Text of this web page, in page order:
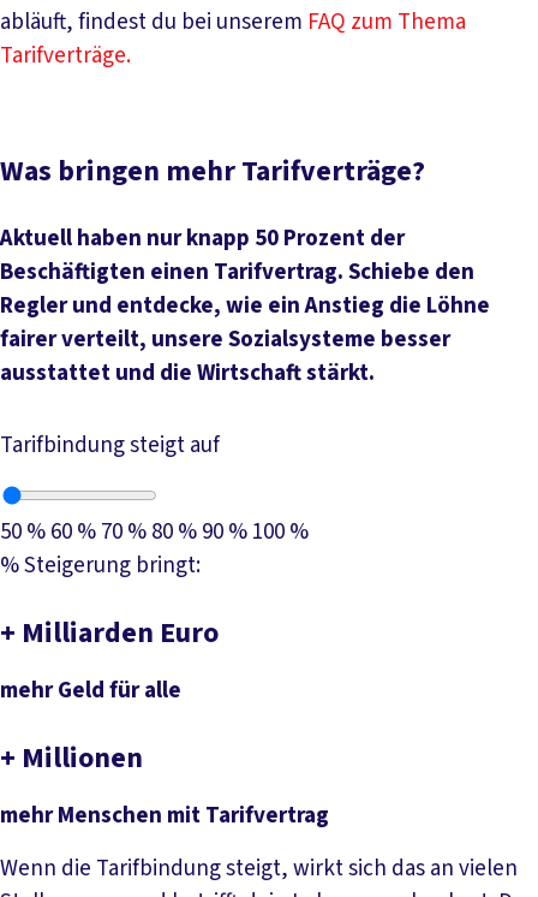
abläuft, findest du bei unserem FAQ zum Thema
Tarifverträge.
Was bringen mehr Tarifverträge?
Aktuell haben nur knapp 50 Prozent der
Beschäftigten einen Tarifvertrag. Schiebe den
Regler und entdecke, wie ein Anstieg die Löhne
fairer verteilt, unsere Sozialsysteme besser
ausstattet und die Wirtschaft stärkt.
Tarifbindung steigt auf
50 %60 %70 %80 %90 %100 %
% Steigerung bringt:
+ Milliarden Euro
mehr Geld für alle
+ Millionen
mehr Menschen mit Tarifvertrag
Wenn die Tarifbindung steigt, wirkt sich das an vielen